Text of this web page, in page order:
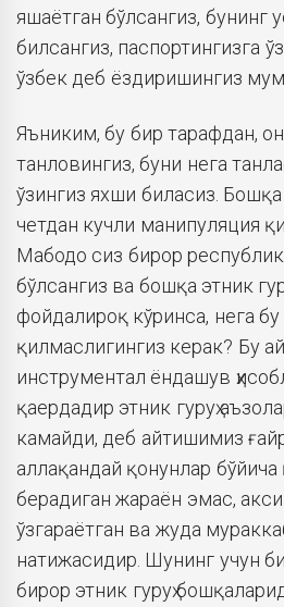
яшаётган бўлсангиз, бунинг
билсангиз, паспортингизга
ўзбек деб ёздиришингиз
Яъниким, бу бир тарафдан,
танловингиз, буни нега
ўзингиз яхши биласиз.
четдан кучли манипуляция
Мабодо сиз бирор
бўлсангиз ва бошқа этник
фойдалироқ кўринса, нега
қилмаслигингиз керак? Бу
инструментал ёндашув
қаердадир этник гуруҳ
камайди, деб айтишимиз
аллақандай қонунлар
берадиган жараён эмас,
ўзгараётган ва жуда
натижасидир. Шунинг учун
бирор этник гуруҳ